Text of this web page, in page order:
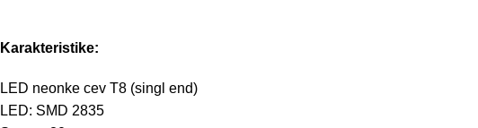
Karakteristike:
LED neonke cev T8 (singl end)
LED: SMD 2835